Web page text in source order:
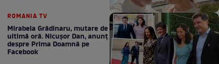
ROMANIA TV
Mirabela Grădinaru, mutare de
ultimă oră. Nicuşor Dan, anunţ
despre Prima Doamnă pe
Facebook